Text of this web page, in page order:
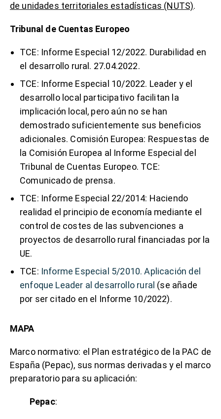
de unidades territoriales estadísticas (NUTS).
Tribunal de Cuentas Europeo
TCE: Informe Especial 12/2022. Durabilidad en
el desarrollo rural . 27.04.2022.
TCE: Informe Especial 10/2022. Leader y el
desarrollo local participativo facilitan la
implicación local , pero aún no se han
demostrado suficientemente sus beneficios
adicionales. Comisión Europea: Respuestas de
la Comisión Europea al Informe Especial del
Tribunal de Cuentas Europeo. TCE:
Comunicado de prensa.
TCE: Informe Especial 22/2014: Haciendo
realidad el principio de economía mediante el
control de costes de las subvenciones a
proyectos de desarrollo rural financiadas por la
UE.
TCE: Informe Especial 5/2010. Aplicación del
enfoque Leader al desarrollo rural (se añade
por ser citado en el Informe 10/2022).
MAPA
Marco normativo: el Plan estratégico de la PAC de
España (Pepac), sus normas derivadas y el marco
preparatorio para su aplicación:
Pepac: